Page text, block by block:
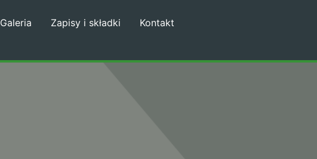
Galeria Zapisy i składki
Kontakt